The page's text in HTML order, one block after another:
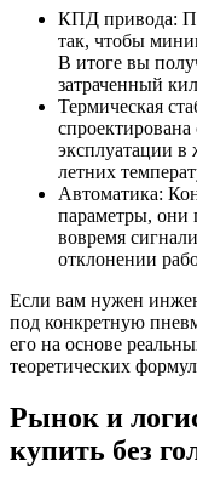
КПД привода:
так, чтобы
В итоге вы
затраченный
Термическая
эксплуатации
летних
Автоматика:
параметры, они
вовремя
отклонении
Если вам нужен
под конкретную
его на основе
теоретических
Рынок и
купить без